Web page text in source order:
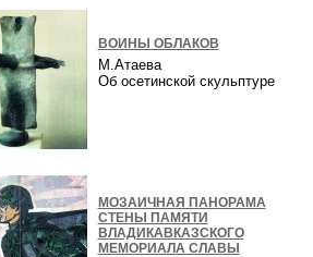
ВОИНЫ ОБЛАКОВ
М.Атаева
Об осетинской скульптуре
МОЗАИЧНАЯ ПАНОРАМА
СТЕНЫ ПАМЯТИ
ВЛАДИКАВКАЗСКОГО
МЕМОРИАЛА СЛАВЫ